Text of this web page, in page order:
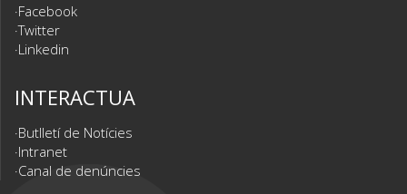
Facebook
Twitter
Linkedin
INTERACTUA
Butlletí de Notícies
Intranet
Canal de denúncies